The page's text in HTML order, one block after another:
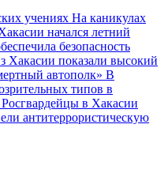
учениях На каникулах
начался летний
безопасность
Хакасии показали высокий
автополк» В
типов в
Росгвардейцы в Хакасии
антитеррористическую